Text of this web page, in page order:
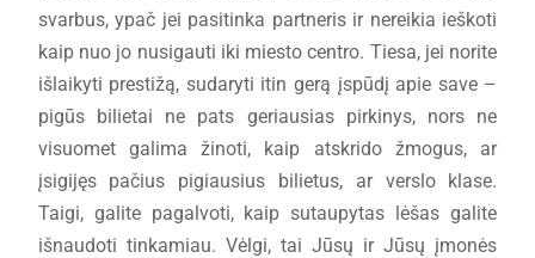
svarbus, ypač jei pasitinka partneris ir nereikia ieškoti
kaip nuo jo nusigauti iki miesto centro. Tiesa, jei norite
išlaikyti prestižą, sudaryti itin gerą įspūdį apie save –
pigūs bilietai ne pats geriausias pirkinys, nors ne
visuomet galima žinoti, kaip atskrido žmogus, ar
įsigijęs pačius pigiausius bilietus, ar verslo klase.
Taigi, galite pagalvoti, kaip sutaupytas lėšas galite
išnaudoti tinkamiau. Vėlgi, tai Jūsų ir Jūsų įmonės